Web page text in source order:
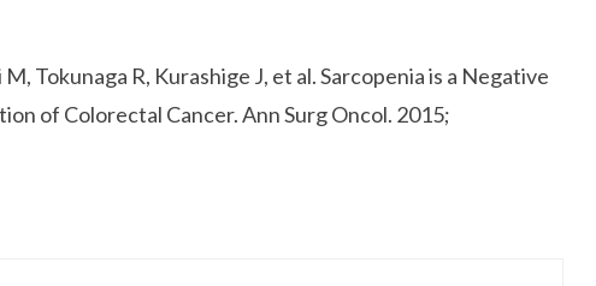
Tokunaga R, Kurashige J, et al. Sarcopenia is a Negative
of Colorectal Cancer. Ann Surg Oncol. 2015;